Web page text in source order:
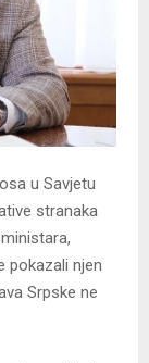
u Savjetu
stranaka
pokazali njen
Srpske ne